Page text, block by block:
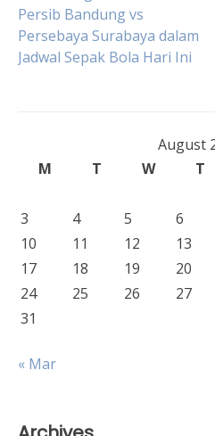
navigation
Persib Bandung vs
Persebaya Surabaya dalam
Jadwal Sepak Bola Hari Ini
August
M
T W T
3
4 5 6
10
11 12 13
17
18 19 20
24
25 26 27
31
« Mar